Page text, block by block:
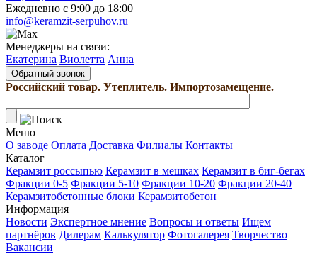
Ежедневно с 9:00 до 18:00
info@keramzit-serpuhov.ru
Менеджеры на связи:
Екатерина Виолетта Анна
Обратный звонок
Российский товар. Утеплитель. Импортозамещение.
Меню
О заводе Оплата Доставка Филиалы Контакты
Каталог
Керамзит россыпью Керамзит в мешках Керамзит в биг-бегах
Фракции 0-5 Фракции 5-10 Фракции 10-20 Фракции 20-40
Керамзитобетонные блоки Керамзитобетон
Информация
Новости Экспертное мнение Вопросы и ответы Ищем
партнёров Дилерам Калькулятор Фотогалерея Творчество
Вакансии